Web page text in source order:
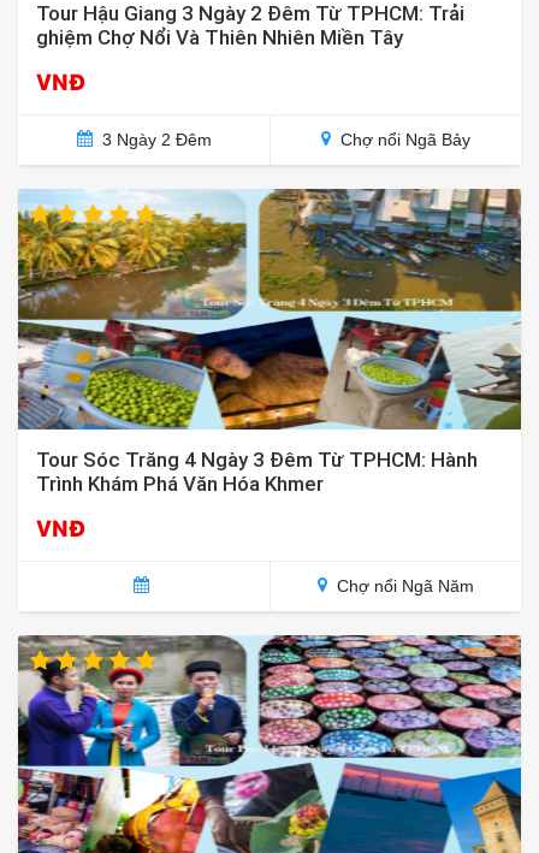
Tour Hậu Giang 3 Ngày 2 Đêm Từ TPHCM: Trải
ghiệm Chợ Nổi Và Thiên Nhiên Miền Tây
VNĐ
3 Ngày 2 Đêm Chợ nổi Ngã Bảy
Tour Sóc Trăng 4 Ngày 3 Đêm Từ TPHCM: Hành
Trình Khám Phá Văn Hóa Khmer
VNĐ
Chợ nổi Ngã Năm